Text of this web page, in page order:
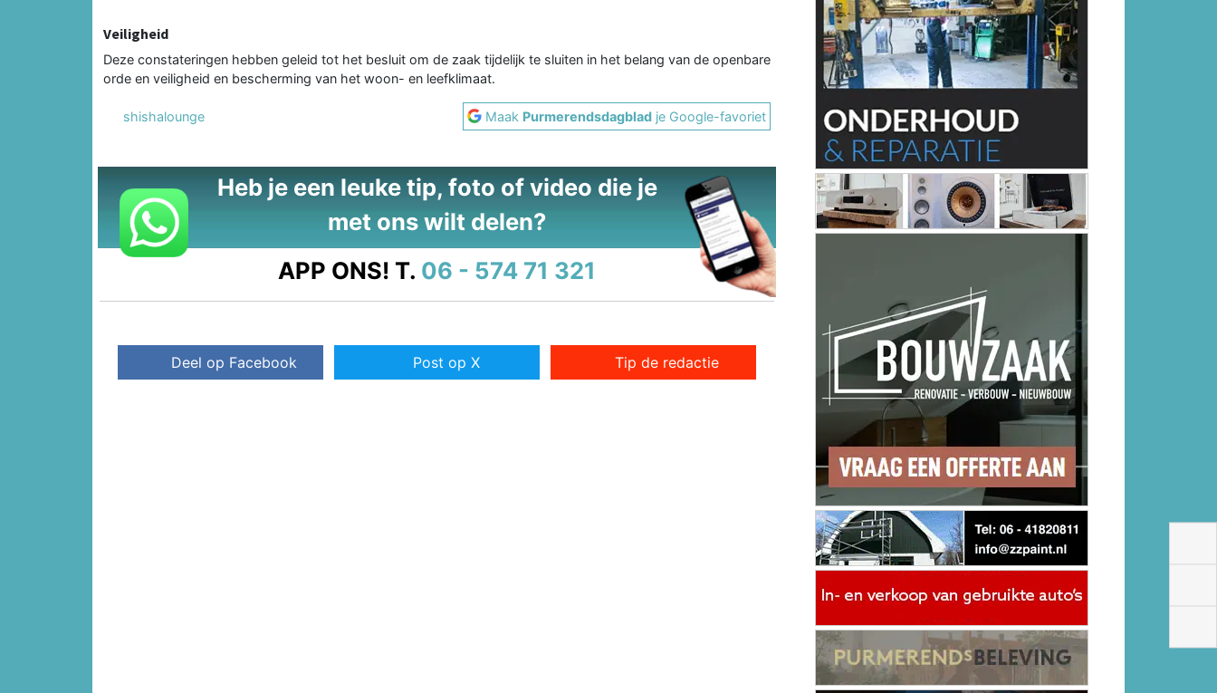
Veiligheid
Deze constateringen hebben geleid tot het besluit om de zaak tijdelijk te sluiten in het belang van de openbare
orde en veiligheid en bescherming van het woon- en leefklimaat.
shishalounge Maak Purmerendsdagblad je Google-favoriet
Heb je een leuke tip, foto of video die je
met ons wilt delen?
APP ONS! T. 06 - 574 71 321
Deel op Facebook Post op X Tip de redactie